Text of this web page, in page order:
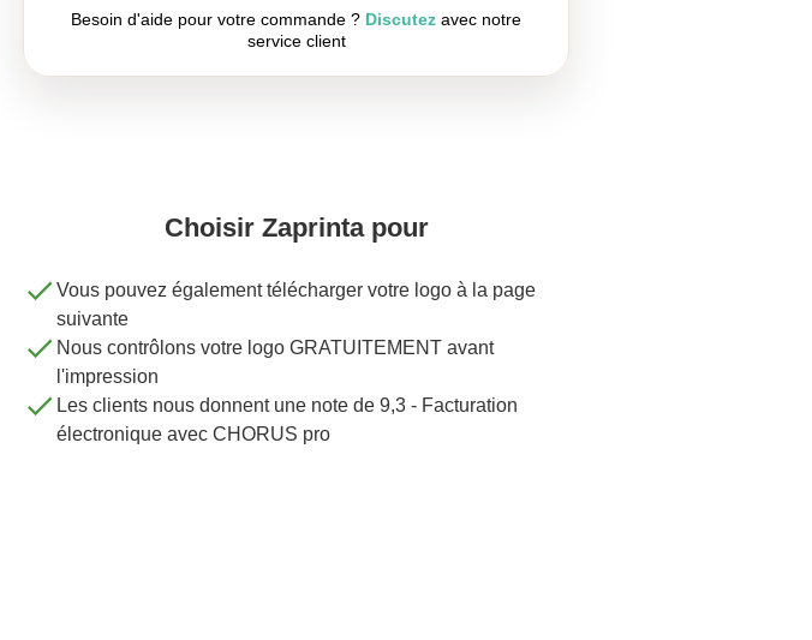
Besoin d'aide pour votre commande ? Discutez avec notre
service client
Choisir Zaprinta pour
Vous pouvez également télécharger votre logo à la page
suivante
Nous contrôlons votre logo GRATUITEMENT avant
l'impression
Les clients nous donnent une note de 9,3 - Facturation
électronique avec CHORUS pro